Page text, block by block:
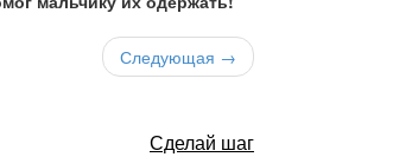
Следующая →
Сделай шаг